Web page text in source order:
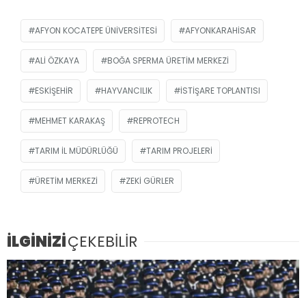
AFYON KOCATEPE ÜNIVERSITESI AFYONKARAHISAR
ALI ÖZKAYA BOĞA SPERMA ÜRETIM MERKEZI
ESKIŞEHIR HAYVANCILIK ISTIŞARE TOPLANTISI
MEHMET KARAKAŞ REPROTECH
TARIM IL MÜDÜRLÜĞÜ TARIM PROJELERI
ÜRETIM MERKEZI ZEKI GÜRLER
İLGİNİZİÇEKEBİLİR